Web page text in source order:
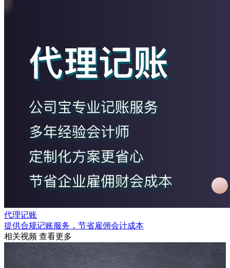
代理记账
提供合规记账服务，节省雇佣会计成本
相关视频 查看更多